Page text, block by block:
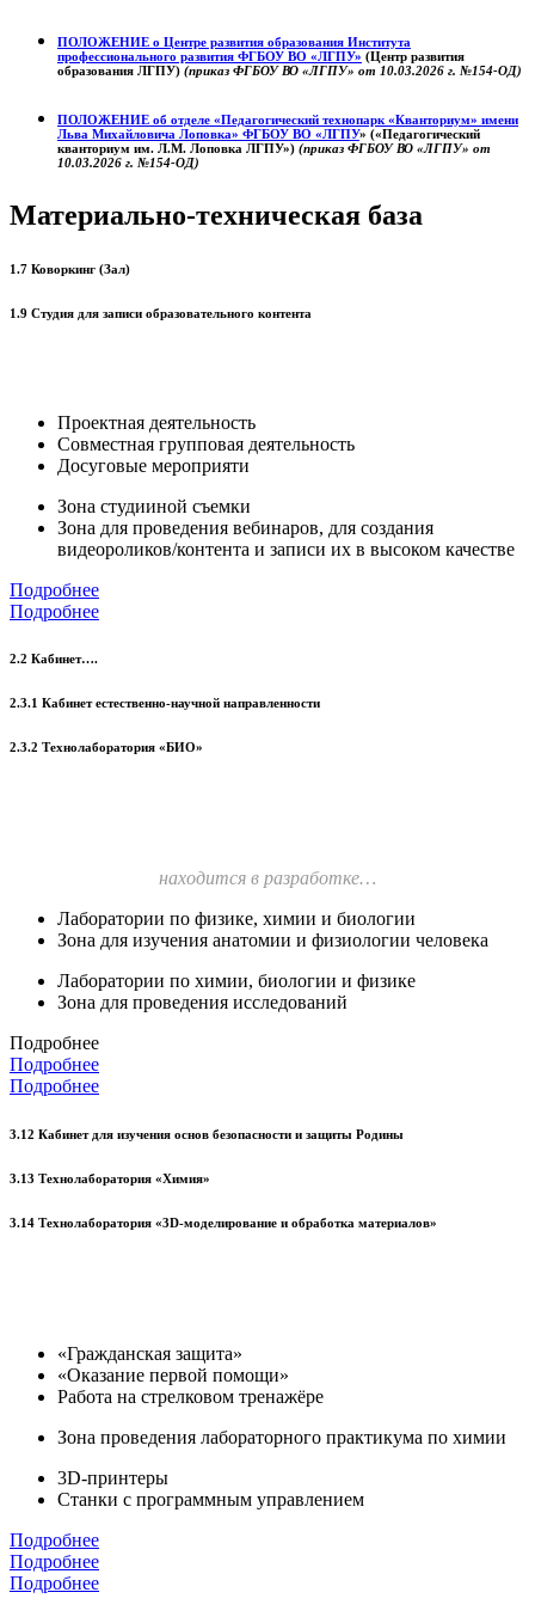
ПОЛОЖЕНИЕ о Центре развития образования Института
профессионального развития ФГБОУ ВО «ЛГПУ» (Центр развития
образования ЛГПУ) (приказ ФГБОУ ВО «ЛГПУ» от 10.03.2026 г. №154-ОД)
ПОЛОЖЕНИЕ об отделе «Педагогический технопарк «Кванториум» имени
Льва Михайловича Лоповка» ФГБОУ ВО «ЛГПУ» («Педагогический
кванториум им. Л.М. Лоповка ЛГПУ») (приказ ФГБОУ ВО «ЛГПУ» от
10.03.2026 г. №154-ОД)
Материально-техническая база
1.7 Коворкинг (Зал)
1.9 Студия для записи образовательного контента
Проектная деятельность
Совместная групповая деятельность
Досуговые мероприяти
Зона студииной съемки
Зона для проведения вебинаров, для создания
видеороликов/контента и записи их в высоком качестве
Подробнее
Подробнее
2.2 Кабинет….
2.3.1 Кабинет естественно-научной направленности
2.3.2 Технолаборатория «БИО»
находится в разработке…
Лаборатории по физике, химии и биологии
Зона для изучения анатомии и физиологии человека
Лаборатории по химии, биологии и физике
Зона для проведения исследований
Подробнее
Подробнее
Подробнее
3.12 Кабинет для изучения основ безопасности и защиты Родины
3.13 Технолаборатория «Химия»
3.14 Технолаборатория «3D-моделирование и обработка материалов»
«Гражданская защита»
«Оказание первой помощи»
Работа на стрелковом тренажёре
Зона проведения лабораторного практикума по химии
3D-принтеры
Станки с программным управлением
Подробнее
Подробнее
Подробнее